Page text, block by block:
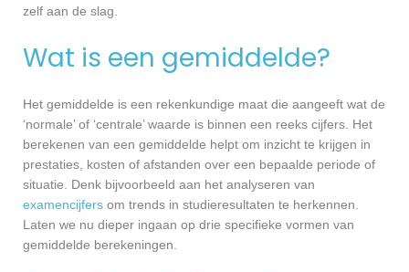
zelf aan de slag.
Wat is een gemiddelde?
Het gemiddelde is een rekenkundige maat die aangeeft wat de
‘normale’ of ‘centrale’ waarde is binnen een reeks cijfers. Het
berekenen van een gemiddelde helpt om inzicht te krijgen in
prestaties, kosten of afstanden over een bepaalde periode of
situatie. Denk bijvoorbeeld aan het analyseren van
examencijfers om trends in studieresultaten te herkennen.
Laten we nu dieper ingaan op drie specifieke vormen van
gemiddelde berekeningen.